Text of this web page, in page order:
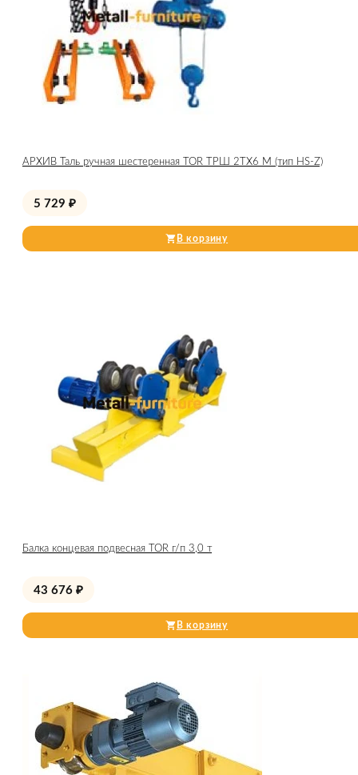
АРХИВ Таль ручная шестеренная TOR ТРШ 2ТХ6 М (тип HS-Z)
5 729 ₽
В корзину
Балка концевая подвесная TOR г/п 3,0 т
43 676 ₽
В корзину